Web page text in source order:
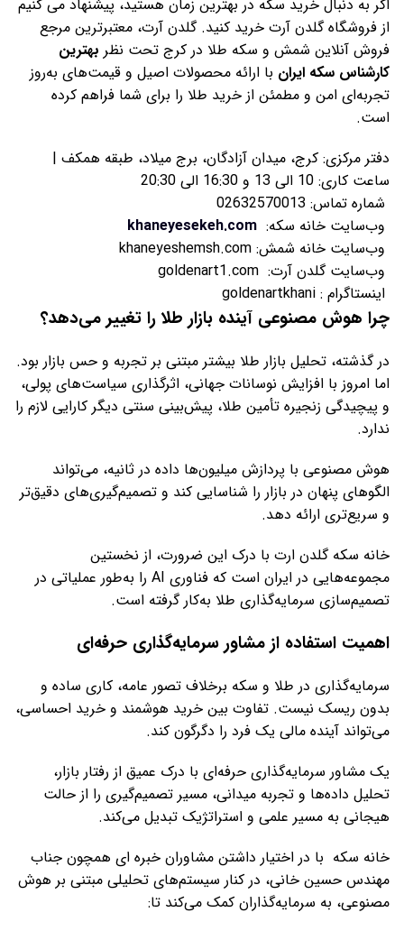
اگر به دنبال خرید سکه در بهترین زمان هستید، پیشنهاد می‌ کنیم
از فروشگاه گلدن آرت خرید کنید. گلدن آرت، معتبرترین مرجع
فروش آنلاین شمش و سکه طلا در کرج تحت نظر بهترین
کارشناس سکه ایران با ارائه محصولات اصیل و قیمت‌های به‌روز
تجربه‌ای امن و مطمئن از خرید طلا را برای شما فراهم کرده
است.
دفتر مرکزی: کرج، میدان آزادگان، برج میلاد، طبقه همکف |
ساعت کاری: 10 الی 13 و 16:30 الی 20:30
شماره تماس: 02632570013
وب‌سایت خانه سکه: khaneyesekeh.com
وب‌سایت خانه شمش: khaneyeshemsh.com
وب‌سایت گلدن آرت: goldenart1.com
اینستاگرام : goldenartkhani
چرا هوش مصنوعی آینده بازار طلا را تغییر می‌دهد؟
در گذشته، تحلیل بازار طلا بیشتر مبتنی بر تجربه و حس بازار بود.
اما امروز با افزایش نوسانات جهانی، اثرگذاری سیاست‌های پولی،
و پیچیدگی زنجیره تأمین طلا، پیش‌بینی سنتی دیگر کارایی لازم را
ندارد.
هوش مصنوعی با پردازش میلیون‌ها داده در ثانیه، می‌تواند
الگوهای پنهان در بازار را شناسایی کند و تصمیم‌گیری‌های دقیق‌تر
و سریع‌تری ارائه دهد.
خانه سکه گلدن ارت با درک این ضرورت، از نخستین
مجموعه‌هایی در ایران است که فناوری AI را به‌طور عملیاتی در
تصمیم‌سازی سرمایه‌گذاری طلا به‌کار گرفته است.
اهمیت استفاده از مشاور سرمایه‌گذاری حرفه‌ای
سرمایه‌گذاری در طلا و سکه برخلاف تصور عامه، کاری ساده و
بدون ریسک نیست. تفاوت بین خرید هوشمند و خرید احساسی،
می‌تواند آینده مالی یک فرد را دگرگون کند.
یک مشاور سرمایه‌گذاری حرفه‌ای با درک عمیق از رفتار بازار،
تحلیل داده‌ها و تجربه میدانی، مسیر تصمیم‌گیری را از حالت
هیجانی به مسیر علمی و استراتژیک تبدیل می‌کند.
خانه سکه با در اختیار داشتن مشاوران خبره ای همچون جناب
مهندس حسین خانی، در کنار سیستم‌های تحلیلی مبتنی بر هوش
مصنوعی، به سرمایه‌گذاران کمک می‌کند تا: